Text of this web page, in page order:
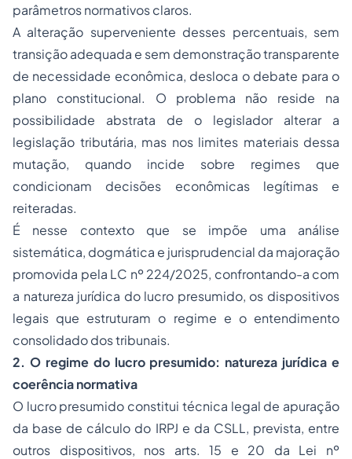
parâmetros normativos claros.
A alteração superveniente desses percentuais, sem
transição adequada e sem demonstração transparente
de necessidade econômica, desloca o debate para o
plano constitucional. O problema não reside na
possibilidade abstrata de o legislador alterar a
legislação tributária, mas nos limites materiais dessa
mutação, quando incide sobre regimes que
condicionam decisões econômicas legítimas e
reiteradas.
É nesse contexto que se impõe uma análise
sistemática, dogmática e jurisprudencial da majoração
promovida pela LC nº 224/2025, confrontando-a com
a natureza jurídica do lucro presumido, os dispositivos
legais que estruturam o regime e o entendimento
consolidado dos tribunais.
2. O regime do lucro presumido: natureza jurídica e
coerência normativa
O lucro presumido constitui técnica legal de apuração
da base de cálculo do IRPJ e da CSLL, prevista, entre
outros dispositivos, nos arts. 15 e 20 da Lei nº